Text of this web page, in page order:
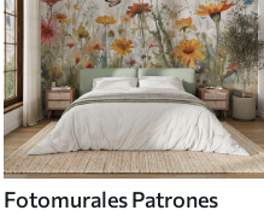
Fotomurales Patrones